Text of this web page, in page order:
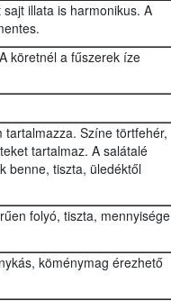
illata is harmonikus. A
köretnél a fűszerek íze
Színe törtfehér,
tartalmaz. A salátalé
benne, tiszta, üledéktől
folyó, tiszta, mennyisége
köménymag érezhető